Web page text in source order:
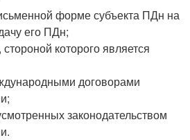
форме субъекта ПДн на
его ПДн;
которого является
договорами
законодательством